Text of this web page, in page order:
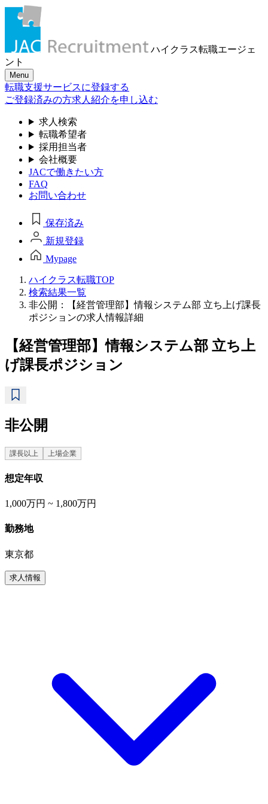
ハイクラス転職エージェ
ント
Menu
転職支援サービスに登録する
ご登録済みの方求人紹介を申し込む
求人検索
転職希望者
採用担当者
会社概要
JACで働きたい方
FAQ
お問い合わせ
保存済み
新規登録
Mypage
ハイクラス転職TOP
検索結果一覧
非公開：【経営管理部】情報システム部 立ち上げ課長
ポジションの求人情報詳細
【経営管理部】情報システム部 立ち上
げ課長ポジション
非公開
課長以上 上場企業
想定年収
1,000万円 ~ 1,800万円
勤務地
東京都
求人情報